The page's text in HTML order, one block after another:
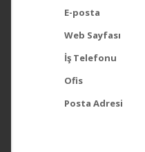
E-posta
Web Sayfası
İş Telefonu
Ofis
Posta Adresi